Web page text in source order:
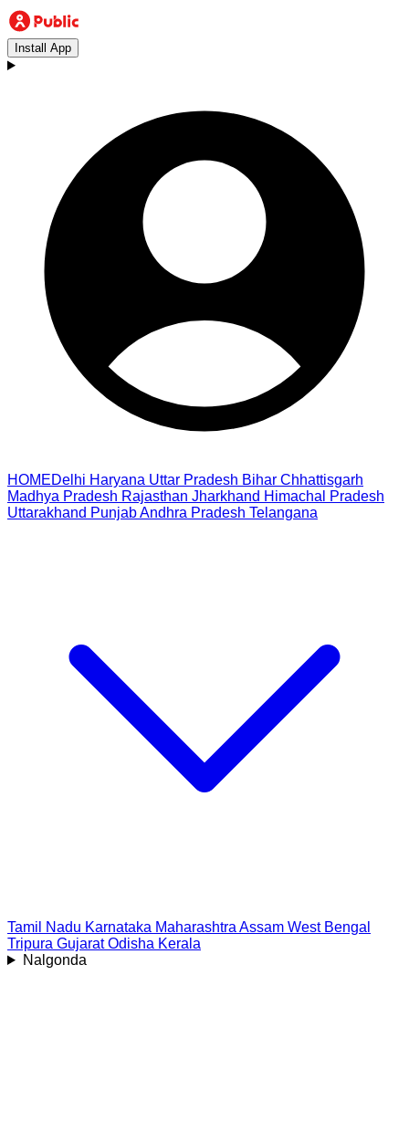
Install App
HOMEDelhi Haryana Uttar Pradesh Bihar Chhattisgarh
Madhya Pradesh Rajasthan Jharkhand Himachal Pradesh
Uttarakhand PunjabAndhra Pradesh Telangana
Tamil Nadu Karnataka Maharashtra Assam West Bengal
Tripura Gujarat Odisha Kerala
Nalgonda